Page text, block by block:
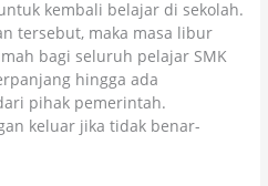
kembali belajar di sekolah.
tersebut, maka masa libur
bagi seluruh pelajar SMK
hingga ada
pihak pemerintah.
keluar jika tidak benar-